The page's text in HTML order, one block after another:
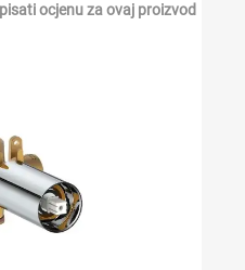
ocjenu za ovaj proizvod